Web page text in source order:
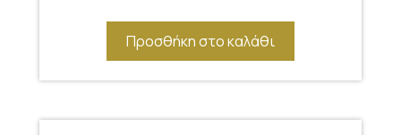
Προσθήκη στο καλάθι